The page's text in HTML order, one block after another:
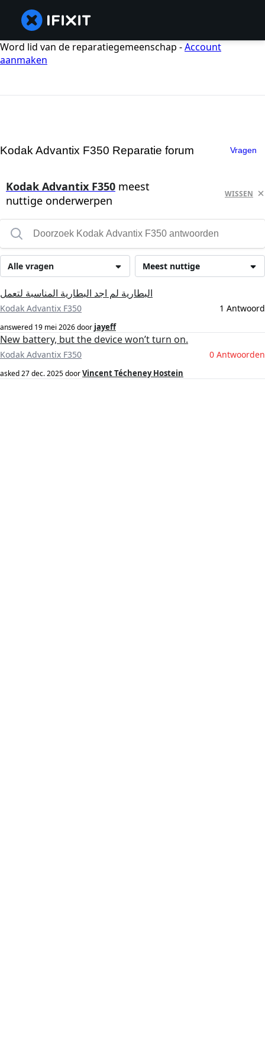
Word lid van de reparatiegemeenschap -Account
aanmaken
Kodak Advantix F350 Reparatie forum Vragen
Kodak Advantix F350 meest
nuttige onderwerpen
WISSEN
Meest nuttige
Alle vragen
البطارية لم اجد البطارية المناسبة لتعمل
Kodak Advantix F350 1 Antwoord
answered 19 mei 2026door jayeff
New battery, but the device won’t turn on.
Kodak Advantix F350 0 Antwoorden
asked27 dec. 2025doorVincent Técheney Hostein